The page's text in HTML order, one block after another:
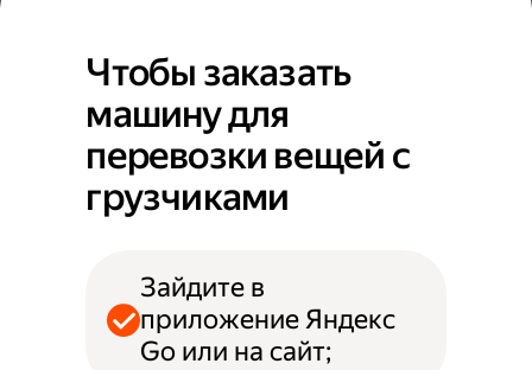
Чтобы заказать
машину для
перевозки вещей с
грузчиками
Зайдите в
приложение Яндекс
Go или на сайт;